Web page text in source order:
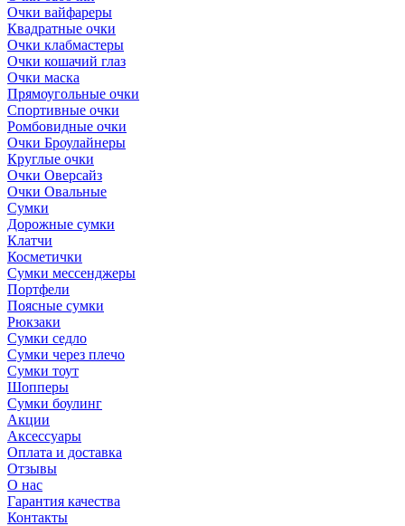
Очки вайфареры
Квадратные очки
Очки клабмастеры
Очки кошачий глаз
Очки маска
Прямоугольные очки
Спортивные очки
Ромбовидные очки
Очки Броулайнеры
Круглые очки
Очки Оверсайз
Очки Овальные
Сумки
Дорожные сумки
Клатчи
Косметички
Сумки мессенджеры
Портфели
Поясные сумки
Рюкзаки
Сумки седло
Сумки через плечо
Сумки тоут
Шопперы
Сумки боулинг
Акции
Аксессуары
Оплата и доставка
Отзывы
О нас
Гарантия качества
Контакты